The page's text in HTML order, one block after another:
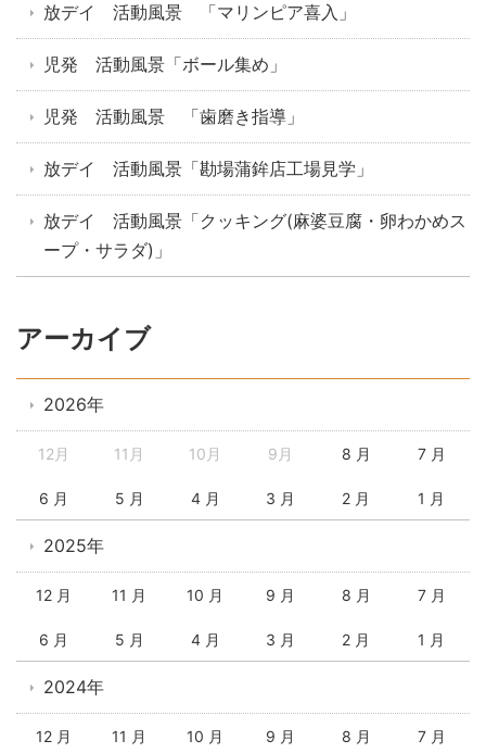
放デイ 活動風景 「マリンピア喜入」
児発 活動風景「ボール集め」
児発 活動風景 「歯磨き指導」
放デイ 活動風景「勘場蒲鉾店工場見学」
放デイ 活動風景「クッキング(麻婆豆腐・卵わかめス
ープ・サラダ)」
アーカイブ
2026年
12月 11月 10月 9月 8 月 7 月
6 月 5 月 4 月 3 月 2 月 1 月
2025年
12 月 11 月 10 月 9 月 8 月 7 月
6 月 5 月 4 月 3 月 2 月 1 月
2024年
12 月 11 月 10 月 9 月 8 月 7 月